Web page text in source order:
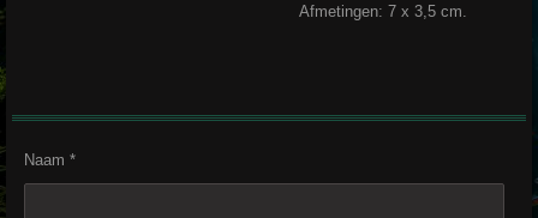
Afmetingen: 7 x 3,5 cm.
Naam *